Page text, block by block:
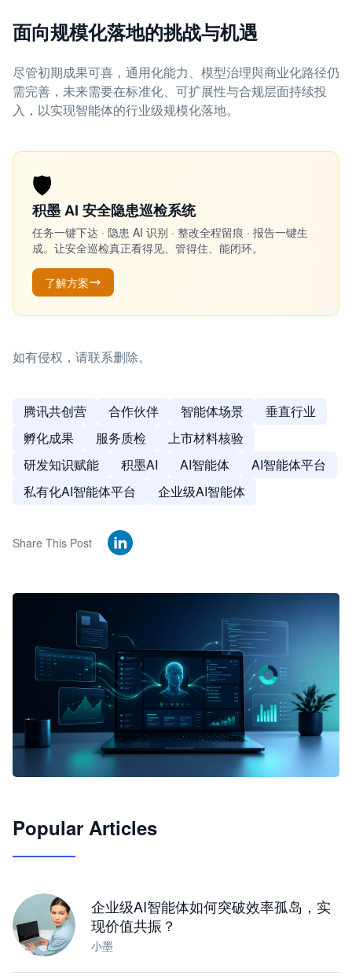
面向规模化落地的挑战与机遇
尽管初期成果可喜，通用化能力、模型治理與商业化路径仍
需完善，未来需要在标准化、可扩展性与合规层面持续投
入，以实现智能体的行业级规模化落地。
🛡️
积墨 AI 安全隐患巡检系统
任务一键下达 · 隐患 AI 识别 · 整改全程留痕 · 报告一键生
成。让安全巡检真正看得见、管得住、能闭环。
了解方案
如有侵权，请联系删除。
腾讯共创营 合作伙伴 智能体场景
垂直行业
孵化成果
服务质检
上市材料核验
研发知识赋能
积墨AI AI智能体
AI智能体平台
私有化AI智能体平台
企业级AI智能体
Share This Post
JimoClaw 桌面 AI Agent 工作台
Popular Articles
企业级AI智能体如何突破效率孤岛，实
现价值共振？
小墨